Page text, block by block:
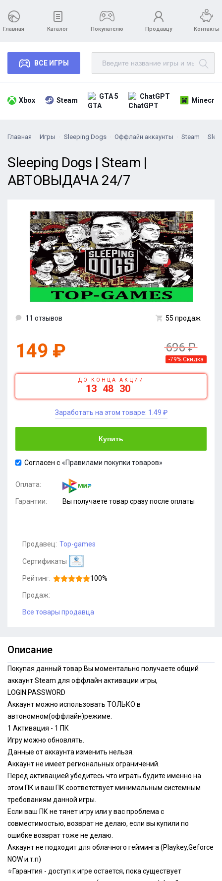
Главная Каталог Покупателю Продавцу Контакты
ВСЕ ИГРЫ
Xbox Steam GTA 5 ChatGPT
Главная Игры Sleeping Dogs Оффлайн аккаунты Steam
Sleeping Dogs | Steam |
АВТОВЫДАЧА 24/7
11 отзывов 55 продаж
149 ₽ 696 ₽
-79% Скидка
ДО КОНЦА АКЦИИ
13 48 30
Заработать на этом товаре: 1.49 ₽
Купить
Согласен с «Правилами покупки товаров»
Оплата:
Гарантии: Вы получаете товар сразу после оплаты
Продавец: Top-games
Сертификаты
Рейтинг: 100%
Продаж:
Все товары продавца
Описание
Покупая данный товар Вы моментально получаете общий
аккаунт Steam для оффлайн активации игры,
LOGIN:PASSWORD
Аккаунт можно использовать ТОЛЬКО в
автономном(оффлайн)режиме.
1 Активация - 1 ПК
Игру можно обновлять.
Данные от аккаунта изменить нельзя.
Аккаунт не имеет региональных ограничений.
Перед активацией убедитесь что играть будите именно на
этом ПК и ваш ПК соответствует минимальным системным
требованиям данной игры.
Если ваш ПК не тянет игру или у вас проблема с
совместимостью, возврат не делаю, если вы купили по
ошибке возврат тоже не делаю.
Аккаунт не подходит для облачного гейминга (Playkey,Geforce
NOW и.т.п)
⭐️Гарантия - доступ к игре остается, пока существует